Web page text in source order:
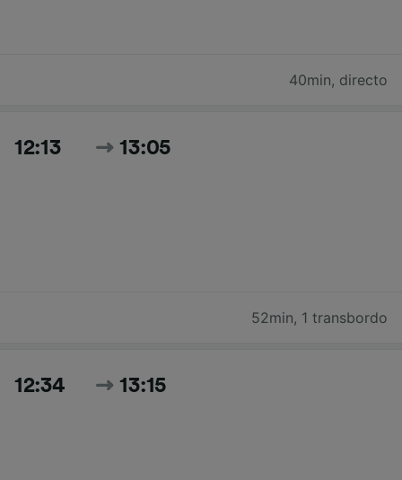
40min, directo
12:13 13:05
52min, 1 transbordo
12:34 13:15